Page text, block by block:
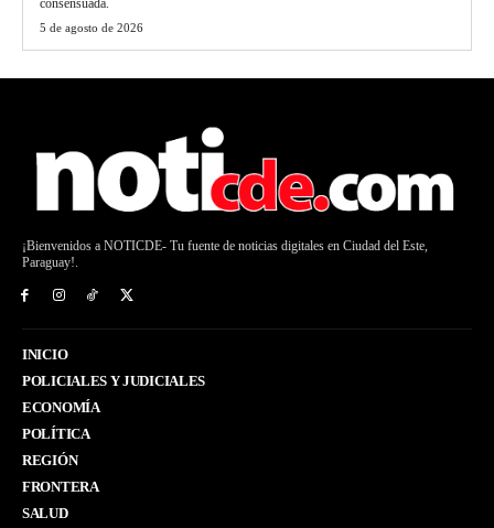
consensuada.
5 de agosto de 2026
¡Bienvenidos a NOTICDE- Tu fuente de noticias digitales en Ciudad del Este,
Paraguay!.
INICIO
POLICIALES Y JUDICIALES
ECONOMÍA
POLÍTICA
REGIÓN
FRONTERA
SALUD